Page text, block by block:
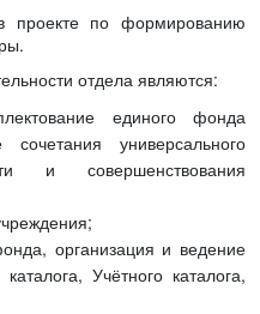
по формированию
отдела являются:
единого фонда
универсального
и совершенствования
организация и ведение
Учётного каталога,